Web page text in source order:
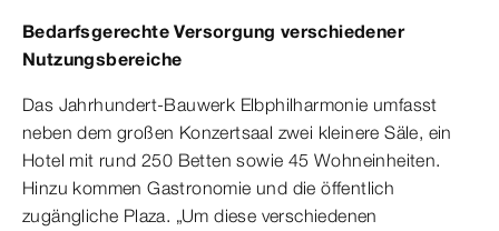
Bedarfsgerechte Versorgung verschiedener
Nutzungsbereiche
Das Jahrhundert-Bauwerk Elbphilharmonie umfasst
neben dem großen Konzertsaal zwei kleinere Säle, ein
Hotel mit rund 250 Betten sowie 45 Wohneinheiten.
Hinzu kommen Gastronomie und die öffentlich
zugängliche Plaza. „Um diese verschiedenen